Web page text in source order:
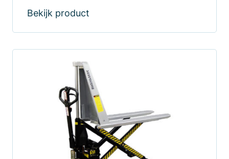
Bekijk product